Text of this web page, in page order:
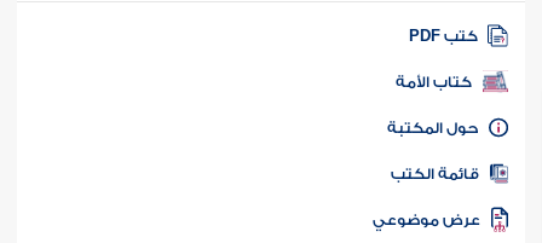
كتب PDF
كتاب الأمة
المكتبة
الكتب